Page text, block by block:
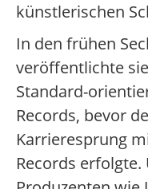
künstlerischen
In den frühen
veröffentlichte
Standard-
Records, bevor
Karrieresprung
Records